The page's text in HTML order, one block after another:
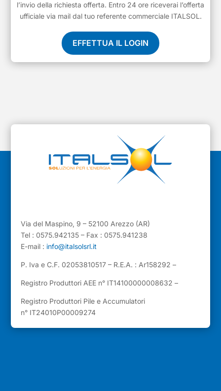
l’invio della richiesta offerta. Entro 24 ore riceverai l’offerta
ufficiale via mail dal tuo referente commerciale ITALSOL.
EFFETTUA IL LOGIN
Via del Maspino, 9 – 52100 Arezzo (AR)
Tel : 0575.942135 – Fax : 0575.941238
E-mail : info@italsolsrl.it
P. Iva e C.F. 02053810517 – R.E.A. : Ar158292 –
Registro Produttori AEE n° IT14100000008632 –
Registro Produttori Pile e Accumulatori
n° IT24010P00009274